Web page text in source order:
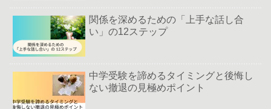
関係を深めるための「上手な話し合
い」の12ステップ
中学受験を諦めるタイミングと後悔し
ない撤退の見極めポイント